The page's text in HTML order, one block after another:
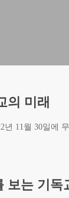
의 미래
11월 30일에
보는 기독